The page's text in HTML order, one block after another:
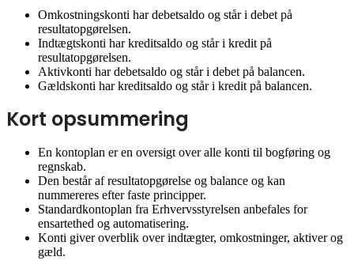
Omkostningskonti har debetsaldo og står i debet på
resultatopgørelsen.
Indtægtskonti har kreditsaldo og står i kredit på
resultatopgørelsen.
Aktivkonti har debetsaldo og står i debet på balancen.
Gældskonti har kreditsaldo og står i kredit på balancen.
Kort opsummering
En kontoplan er en oversigt over alle konti til bogføring og
regnskab.
Den består af resultatopgørelse og balance og kan
nummereres efter faste principper.
Standardkontoplan fra Erhvervsstyrelsen anbefales for
ensartethed og automatisering.
Konti giver overblik over indtægter, omkostninger, aktiver og
gæld.
Læs vores privatlivspolitik
Nødvendige